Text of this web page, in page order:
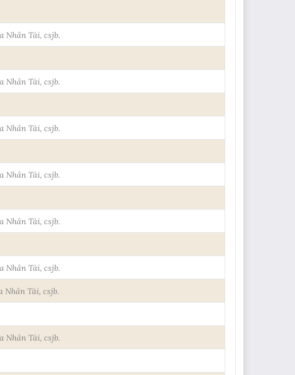
Nhân Tài, csjb.
Nhân Tài, csjb.
Nhân Tài, csjb.
Nhân Tài, csjb.
Nhân Tài, csjb.
Nhân Tài, csjb.
Nhân Tài, csjb.
Nhân Tài, csjb.